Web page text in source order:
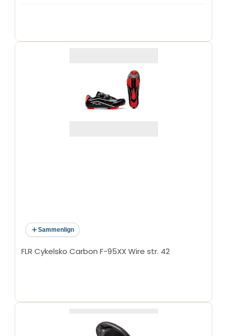
Sammenlign
FLR Cykelsko Carbon F-95XX Wire str. 42